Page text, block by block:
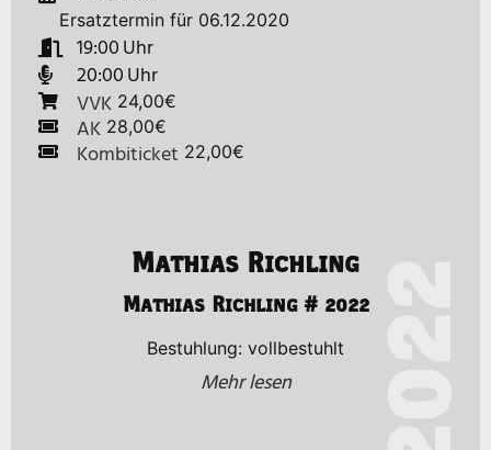
Ersatztermin für 06.12.2020
19:00
20:00
VVK 24,00€
AK 28,00€
Kombiticket 22,00€
Mathias Richling
Mathias Richling # 2022
Bestuhlung: vollbestuhlt
Mehr lesen 2022